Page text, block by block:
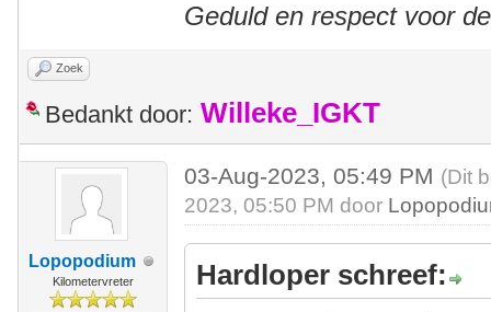
Geduld en respect voor
Zoek
Bedankt door: Willeke_IGKT
Lopopodium
Kilometervreter
03-Aug-2023, 05:49 PM (Dit
2023, 05:50 PM door
Hardloper schreef: